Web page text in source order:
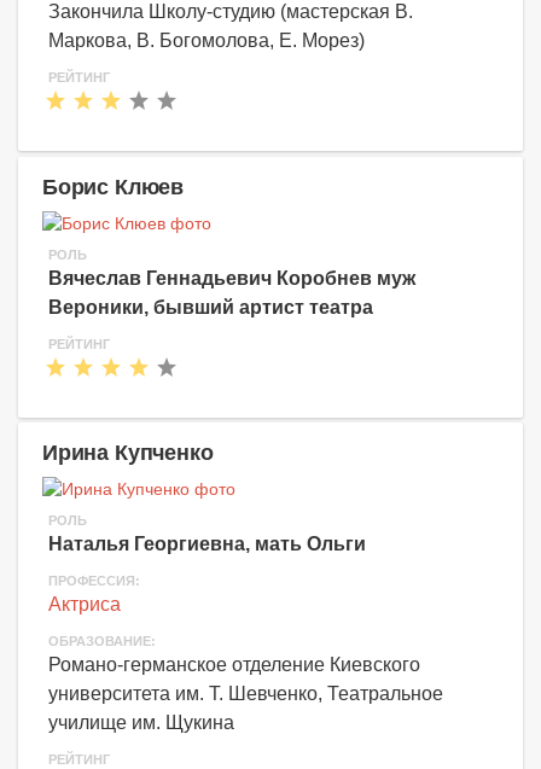
Закончила Школу-студию (мастерская В.
Маркова, В. Богомолова, Е. Морез)
РЕЙТИНГ
Борис Клюев
РОЛЬ
Вячеслав Геннадьевич Коробнев муж
Вероники, бывший артист театра
РЕЙТИНГ
Ирина Купченко
РОЛЬ
Наталья Георгиевна, мать Ольги
ПРОФЕССИЯ:
Актриса
ОБРАЗОВАНИЕ:
Романо-германское отделение Киевского
университета им. Т. Шевченко, Театральное
училище им. Щукина
РЕЙТИНГ